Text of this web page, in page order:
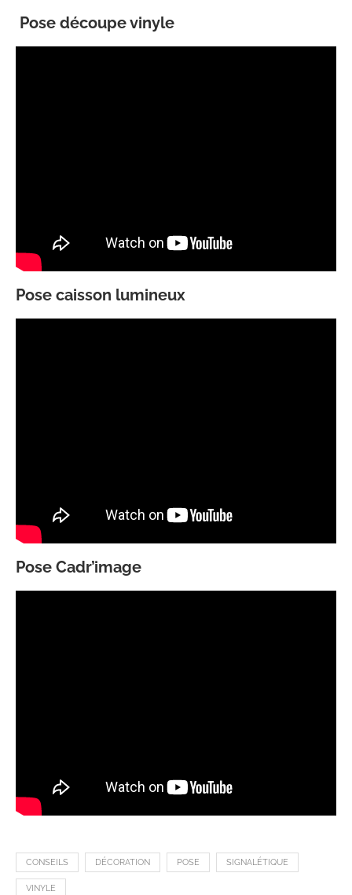
Pose découpe vinyle
Pose caisson lumineux
Pose Cadr’image
CONSEILS DÉCORATION POSE SIGNALÉTIQUE
VINYLE